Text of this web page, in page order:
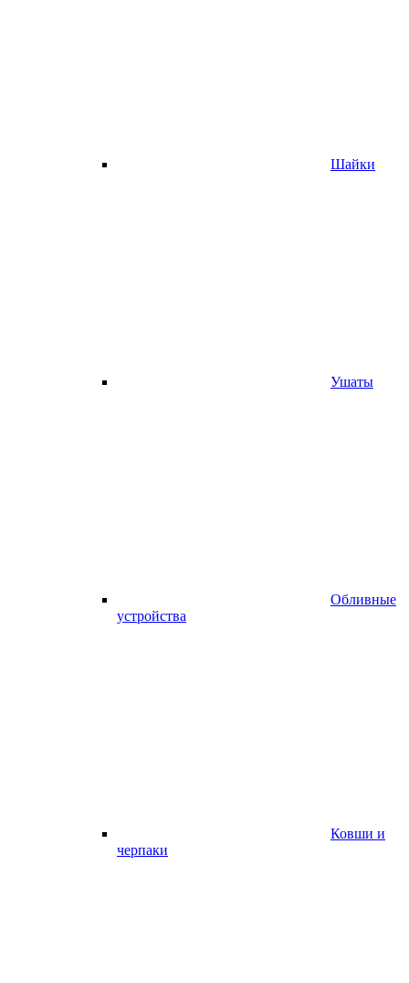
Шайки
Ушаты
Обливные
устройства
Ковши и
черпаки